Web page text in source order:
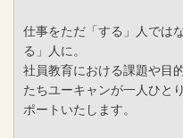
仕事をただ「する」人では
る」人に。
社員教育における課題や目
たちユーキャンが一人ひと
ポートいたします。